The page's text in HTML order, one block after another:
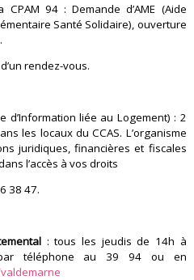
94 : Demande d’AME (Aide
Santé Solidaire), ouverture
rendez-vous.
d’Information liée au Logement) : 2
les locaux du CCAS. L’organisme
juridiques, financières et fiscales
l’accès à vos droits
38 47.
: tous les jeudis de 14h à
téléphone au 39 94 ou en